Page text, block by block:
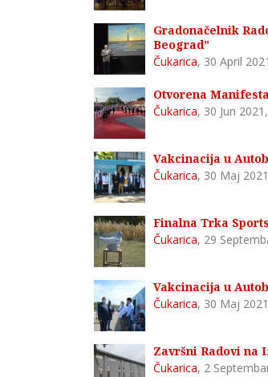
Gradonačelnik
Beograd”
Čukarica, 30 April 2021
Otvorena
Čukarica, 30 Jun 2021 ,
Vakcinacija u
Čukarica, 30 Maj 2021
Finalna Trka
Čukarica, 29
Vakcinacija u
Čukarica, 30 Maj 2021
Završni Radovi na
Čukarica, 2